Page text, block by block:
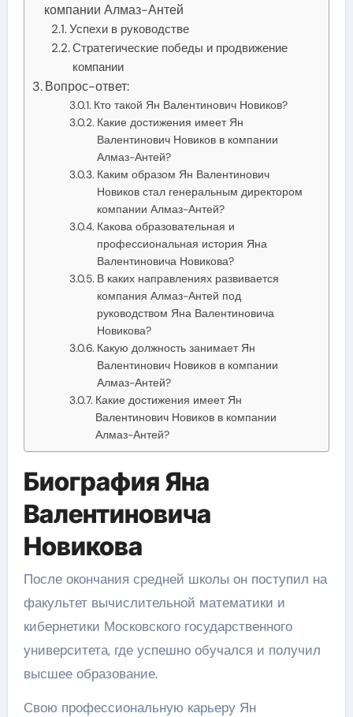
компании Алмаз-Антей
Успехи в руководстве
Стратегические победы и продвижение
компании
Вопрос-ответ:
Кто такой Ян Валентинович Новиков?
Какие достижения имеет Ян
Валентинович Новиков в компании
Алмаз-Антей?
Каким образом Ян Валентинович
Новиков стал генеральным директором
компании Алмаз-Антей?
Какова образовательная и
профессиональная история Яна
Валентиновича Новикова?
В каких направлениях развивается
компания Алмаз-Антей под
руководством Яна Валентиновича
Новикова?
Какую должность занимает Ян
Валентинович Новиков в компании
Алмаз-Антей?
Какие достижения имеет Ян
Валентинович Новиков в компании
Алмаз-Антей?
Биография Яна
Валентиновича
Новикова
После окончания средней школы он поступил на
факультет вычислительной математики и
кибернетики Московского государственного
университета, где успешно обучался и получил
высшее образование.
Свою профессиональную карьеру Ян